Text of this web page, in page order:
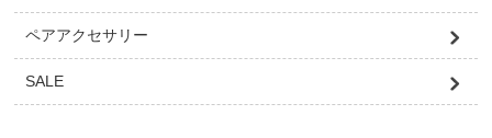
ペアアクセサリー
SALE